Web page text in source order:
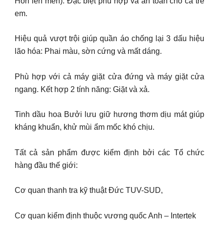
em.
Hiệu quả vượt trội giúp quần áo chống lại 3 dấu hiệu
lão hóa: Phai màu, sờn cứng và mất dáng.
Phù hợp với cả máy giặt cửa đứng và máy giặt cửa
ngang. Kết hợp 2 tính năng: Giặt và xả.
Tinh dầu hoa Bưởi lưu giữ hương thơm dịu mát giúp
kháng khuẩn, khử mùi ẩm mốc khó chịu.
Tất cả sản phẩm được kiểm định bởi các Tổ chức
hàng đầu thế giới:
Cơ quan thanh tra kỹ thuật Đức TUV-SUD,
Cơ quan kiểm định thuộc vương quốc Anh – Intertek